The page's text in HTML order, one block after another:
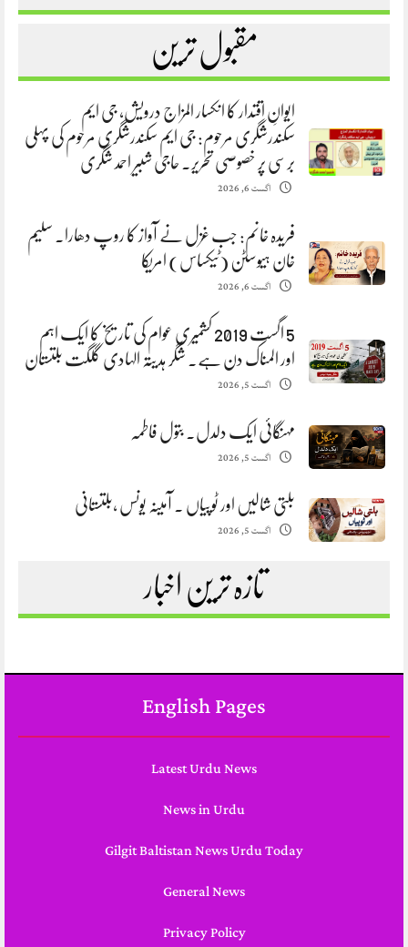
مقبول ترین
ایوانِ اقتدار کا انکسار المزاج درویش، جی ایم
سکندرشگری مرحوم: جی ایم سکندرشگری مرحوم کی پہلی
برسی پر خصوصی تحریر. حاجی شبیر احمد شگری
اگست 6, 2026
فریدہ خانم: جب غزل نے آواز کا روپ دھارا. سلیم
خان ہیوسٹن (ٹیکساس) امریکا
اگست 6, 2026
5 اگست 2019 کشمیری عوام کی تاریخ کا ایک اہم
اور المناک دن ہے. شگر ہدیتہ الہادی گلگت بلتستان
اگست 5, 2026
مہنگائی ایک دلدل. بتول فاطمہ
اگست 5, 2026
بلتی شالیں اور ٹوپیاں . آمینہ یونس ،بلتستانی
اگست 5, 2026
تازہ ترین اخبار
English Pages
Latest Urdu News
News in Urdu
Gilgit Baltistan News Urdu Today
General News
Privacy Policy